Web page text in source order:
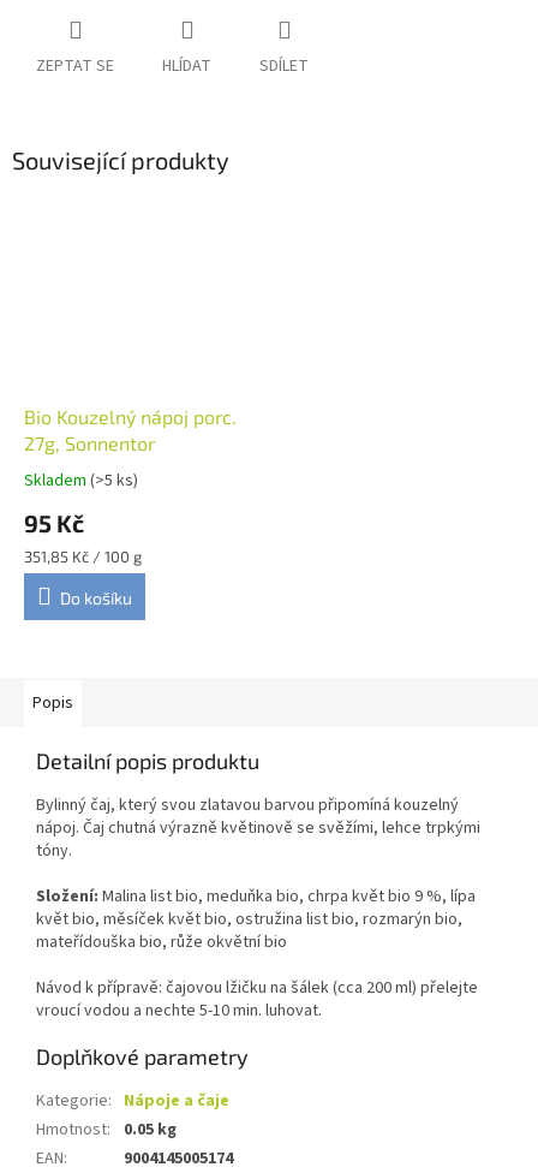
ZEPTAT SE HLÍDAT SDÍLET
Související produkty
Bio Kouzelný nápoj porc.
27g, Sonnentor
Skladem (>5 ks)
95 Kč
Měrná
cena:
351,85 Kč / 100 g
Do košíku
Popis
Detailní popis produktu
Bylinný čaj, který svou zlatavou barvou připomíná kouzelný
nápoj. Čaj chutná výrazně květinově se svěžími, lehce trpkými
tóny.
Složení: Malina list bio, meduňka bio, chrpa květ bio 9 %, lípa
květ bio, měsíček květ bio, ostružina list bio, rozmarýn bio,
mateřídouška bio, růže okvětní bio
Návod k přípravě: čajovou lžičku na šálek (cca 200 ml) přelejte
vroucí vodou a nechte 5-10 min. luhovat.
Doplňkové parametry
Kategorie: Nápoje a čaje
Hmotnost:
0.05 kg
EAN: 9004145005174